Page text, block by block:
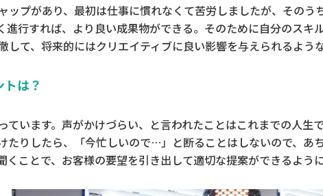
ップがあり、最初は仕事に慣れなくて苦労しましたが、その
進行すれば、より良い成果物ができる。そのために自分のス
して、将来的にはクリエイティブに良い影響を与えられるよう
は？
ています。声がかけづらい、と言われたことはこれまでの人生
たりしたら、「今忙しいので…」と断ることはしないので、あ
くことで、お客様の要望を引き出して適切な提案ができるよう